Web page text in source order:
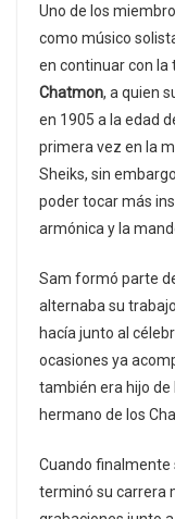
Uno de los
como músico
en continuar con
Chatmon, a quien
en 1905 a la edad
primera vez en la
Sheiks, sin
poder tocar más
armónica y la
Sam formó parte
alternaba su
hacía junto al
ocasiones ya
también era hijo de
hermano de los
Cuando finalmente
terminó su carrera